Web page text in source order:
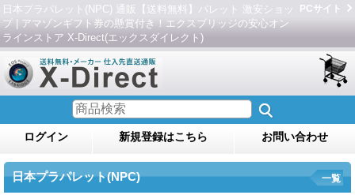
日本プラパレット(NPC) 通販【送料無料】パレット 激安ショッ
プ | アマゾンギフト券の懸賞付き！エクスブリッジの安心オン
ラインストア X-Direct(エックスダイレクト)
PCサイト
ログイン 新規登録はこちら お問い合わせ
日本プラパレット(NPC)
一覧